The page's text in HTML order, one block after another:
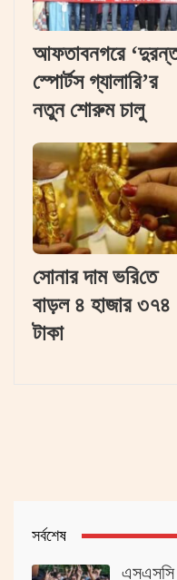
আফতাবনগরে
স্পোর্টস গ্যালারি’র
নতুন শোরুম চালু
সোনার দাম ভ‌রি‌তে
বাড়ল ৪ হাজার ৩৭৪
টাকা
সর্বশেষ
এসএসসি